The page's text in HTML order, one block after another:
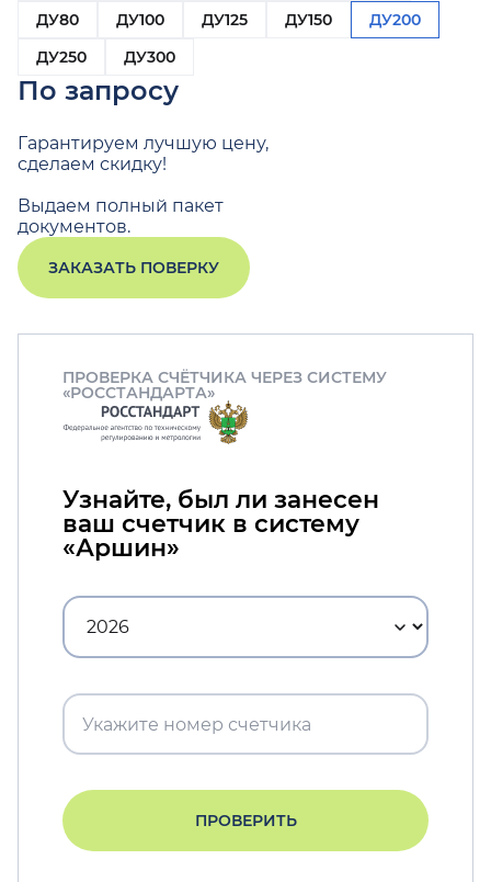
ДУ80
ДУ100 ДУ125 ДУ150
ДУ200
ДУ250
ДУ300
По запросу
Гарантируем лучшую цену,
сделаем скидку!
Выдаем полный пакет
документов.
ЗАКАЗАТЬ ПОВЕРКУ
ПРОВЕРКА СЧЁТЧИКА ЧЕРЕЗ СИСТЕМУ
«РОССТАНДАРТА»
Узнайте, был ли занесен
ваш счетчик в систему
«Аршин»
ПРОВЕРИТЬ